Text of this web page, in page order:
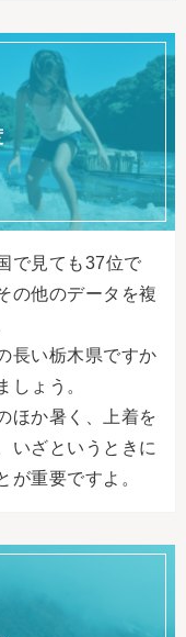
で見ても37位で
の他のデータを複
長い栃木県ですか
しょう。
ほか暑く、上着を
いざというときに
が重要ですよ。